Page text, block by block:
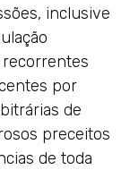
inclusive
recorrentes
por
de
preceitos
de toda